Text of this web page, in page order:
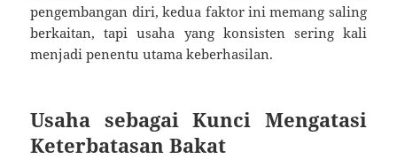
pengembangan diri, kedua faktor ini memang saling
berkaitan, tapi usaha yang konsisten sering kali
menjadi penentu utama keberhasilan.
Usaha sebagai Kunci Mengatasi
Keterbatasan Bakat